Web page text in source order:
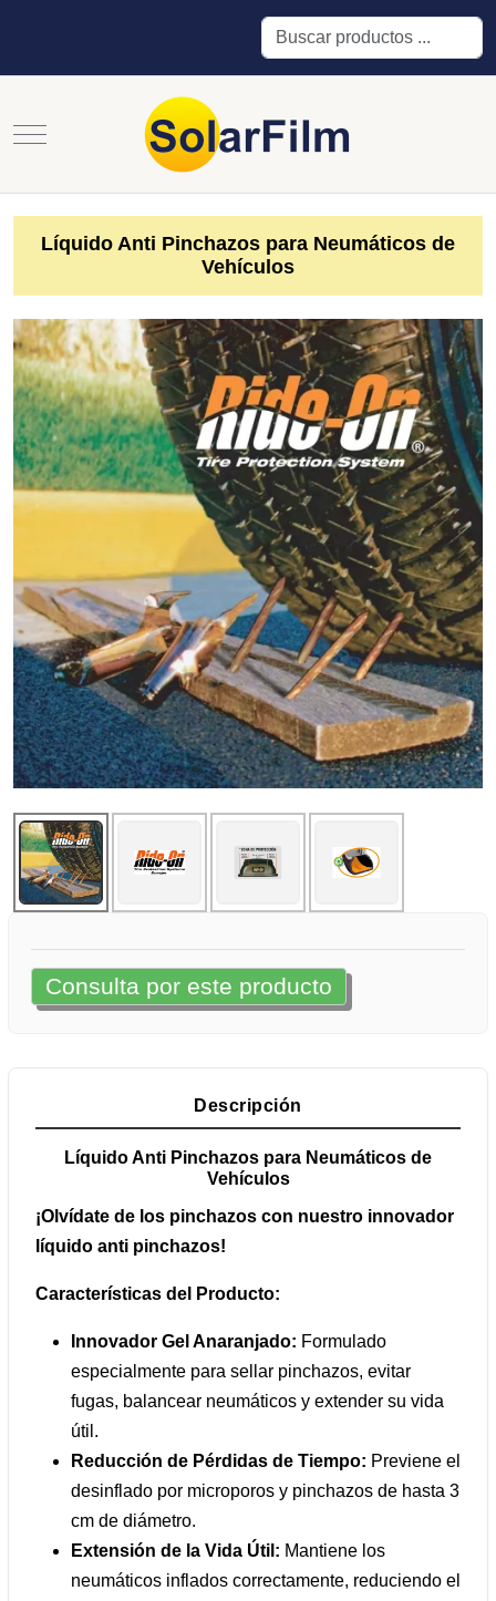
Buscar
Mobile Menu Toggle
Líquido Anti Pinchazos para Neumáticos de
Vehículos
Consulta por este producto
Descripción
Líquido Anti Pinchazos para Neumáticos de
Vehículos
¡Olvídate de los pinchazos con nuestro innovador
líquido anti pinchazos!
Características del Producto:
Innovador Gel Anaranjado: Formulado
especialmente para sellar pinchazos, evitar
fugas, balancear neumáticos y extender su vida
útil.
Reducción de Pérdidas de Tiempo: Previene el
desinflado por microporos y pinchazos de hasta 3
cm de diámetro.
Extensión de la Vida Útil: Mantiene los
neumáticos inflados correctamente, reduciendo el